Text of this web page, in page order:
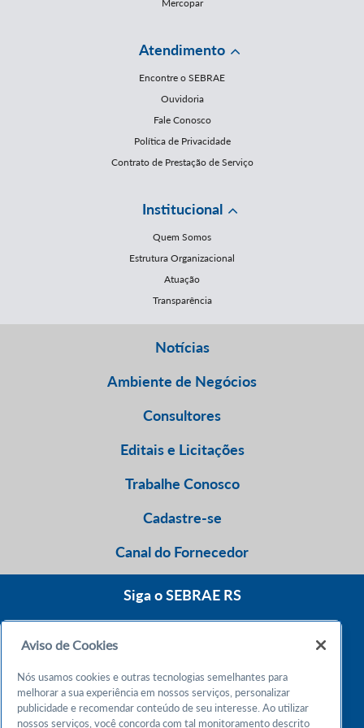
Mercopar
Atendimento
Encontre o SEBRAE
Ouvidoria
Fale Conosco
Política de Privacidade
Contrato de Prestação de Serviço
Institucional
Quem Somos
Estrutura Organizacional
Atuação
Transparência
Notícias
Ambiente de Negócios
Consultores
Editais e Licitações
Trabalhe Conosco
Cadastre-se
Canal do Fornecedor
Siga o SEBRAE RS
Atendimento 24h
Aviso de Cookies
Nós usamos cookies e outras tecnologias semelhantes para
melhorar a sua experiência em nossos serviços, personalizar
publicidade e recomendar conteúdo de seu interesse. Ao utilizar
nossos serviços, você concorda com tal monitoramento descrito